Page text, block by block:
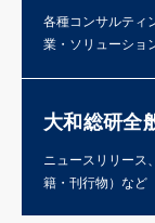
各種コンサルティ
業・ソリューショ
大和総研全
ニュースリリース
籍・刊行物）など